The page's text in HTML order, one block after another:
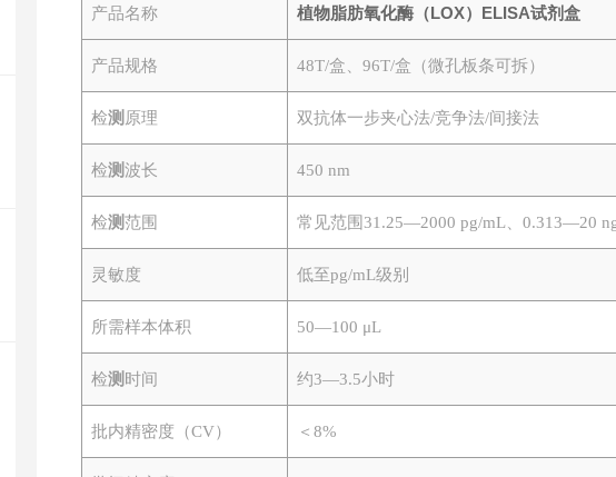
产品名称 植物脂肪氧化酶（LOX）ELISA试剂盒
产品规格 48T/盒、96T/盒（微孔板条可拆）
检测 原理 双抗体一步夹心法/竞争法/间接法
检测波长 450 nm
检测范围 常见范围31.25—2000 pg/mL、0.313—20
灵敏度 低至pg/mL级别
所需样本体积 50—100 μL
检测 时间 约3—3.5小时
批内精密度（CV） ＜8%